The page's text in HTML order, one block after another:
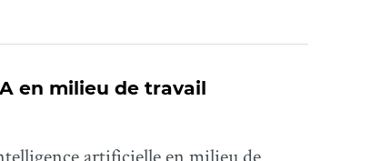
en milieu de travail
artificielle en milieu de